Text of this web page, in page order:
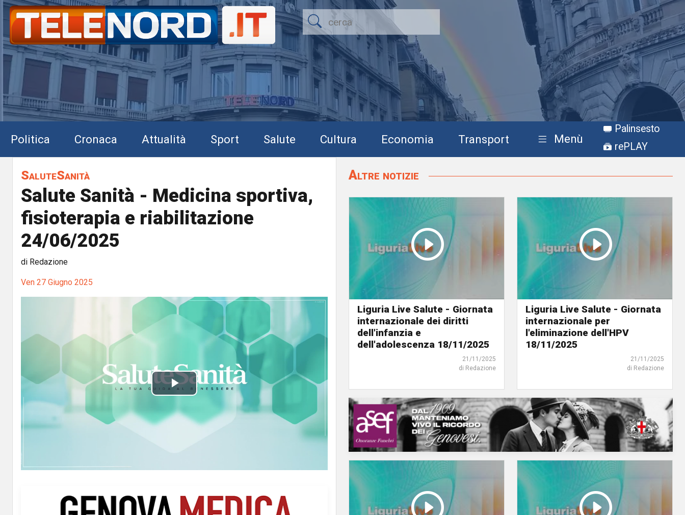
Politica Cronaca Attualità Sport Salute Cultura Economia Transport Menù
Palinsesto
rePLAY
SaluteSanità
Salute Sanità - Medicina sportiva,
fisioterapia e riabilitazione
24/06/2025
di Redazione
Ven 27 Giugno 2025
P
l
Altre notizie
Liguria Live Salute - Giornata
internazionale dei diritti
dell'infanzia e
dell'adolescenza 18/11/2025
21/11/2025
di Redazione
Liguria Live Salute - Giornata
internazionale per
l'eliminazione dell'HPV
18/11/2025
21/11/2025
di Redazione